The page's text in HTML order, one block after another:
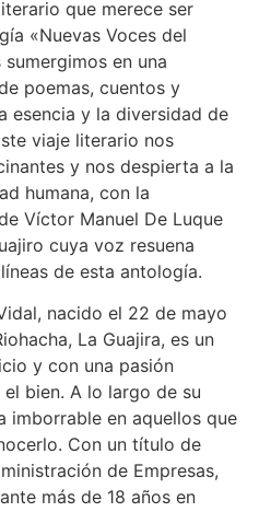
que merece ser
«Nuevas Voces del
en una
poemas, cuentos y
esencia y la diversidad de
viaje literario nos
y nos despierta a la
humana, con la
Víctor Manuel De Luque
cuya voz resuena
de esta antología.
nacido el 22 de mayo
La Guajira, es un
y con una pasión
bien. A lo largo de su
imborrable en aquellos que
Con un título de
de Empresas,
más de 18 años en